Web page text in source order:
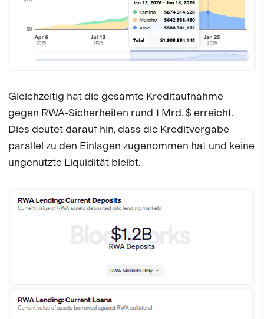
Gleichzeitig hat die gesamte Kreditaufnahme
gegen RWA-Sicherheiten rund 1 Mrd. $ erreicht.
Dies deutet darauf hin, dass die Kreditvergabe
parallel zu den Einlagen zugenommen hat und keine
ungenutzte Liquidität bleibt.